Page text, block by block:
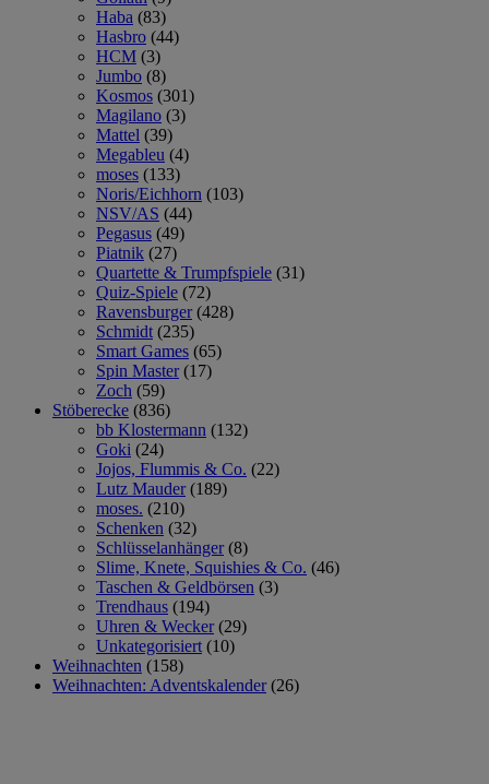
Haba (83)
Hasbro (44)
HCM (3)
Jumbo (8)
Kosmos (301)
Magilano (3)
Mattel (39)
Megableu (4)
moses (133)
Noris/Eichhorn (103)
NSV/AS (44)
Pegasus (49)
Piatnik (27)
Quartette & Trumpfspiele (31)
Quiz-Spiele (72)
Ravensburger (428)
Schmidt (235)
Smart Games (65)
Spin Master (17)
Zoch (59)
Stöberecke (836)
bb Klostermann (132)
Goki (24)
Jojos, Flummis & Co. (22)
Lutz Mauder (189)
moses. (210)
Schenken (32)
Schlüsselanhänger (8)
Slime, Knete, Squishies & Co. (46)
Taschen & Geldbörsen (3)
Trendhaus (194)
Uhren & Wecker (29)
Unkategorisiert (10)
Weihnachten (158)
Weihnachten: Adventskalender (26)